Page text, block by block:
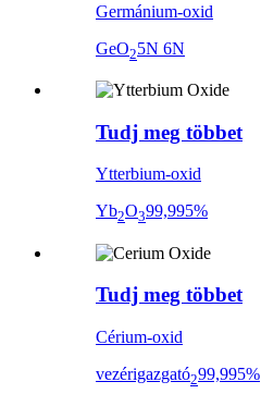
Germánium-oxid
GeO25N 6N
Tudj meg többet
Ytterbium-oxid
Yb2O399,995%
Tudj meg többet
Cérium-oxid
vezérigazgató299,995%